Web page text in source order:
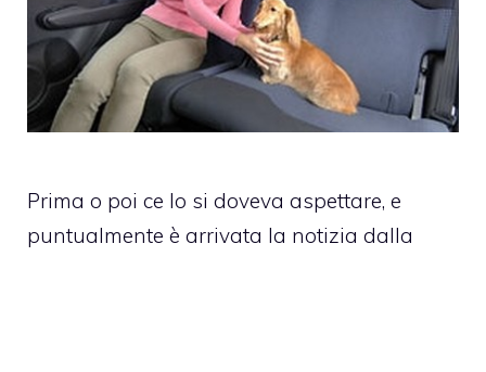
Prima o poi ce lo si doveva aspettare, e
puntualmente è arrivata la notizia dalla